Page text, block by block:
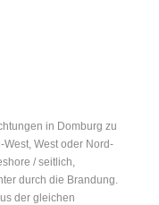
in Domburg zu
West oder Nord-
/ seitlich,
durch die Brandung.
der gleichen